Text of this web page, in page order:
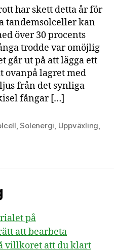
har skett detta år för
tandemsolceller kan
över 30 procents
trodde var omöjlig
går ut på att lägga ett
ovanpå lagret med
från det synliga
fångar […]
,Solenergi Uppväxling
på
att bearbeta
villkoret att du klart